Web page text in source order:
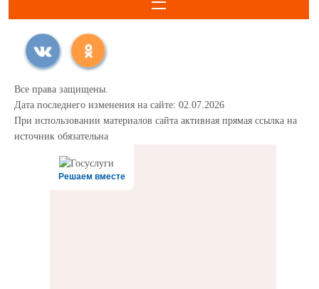
Все права защищены.
Дата последнего изменения на сайте: 02.07.2026
При использовании материалов сайта активная прямая ссылка на
источник обязательна
Решаем вместе